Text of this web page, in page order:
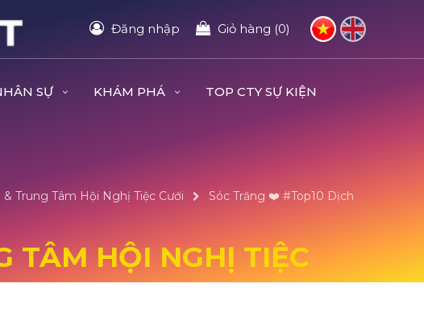
Đăng nhập Giỏ hàng (0)
SỰ KHÁM PHÁ
TOP CTY SỰ KIỆN
Trung Tâm Hội Nghị Tiệc Cưới
Sóc Trăng ❤️️ #top10 Dịch
TÂM HỘI NGHỊ TIỆC